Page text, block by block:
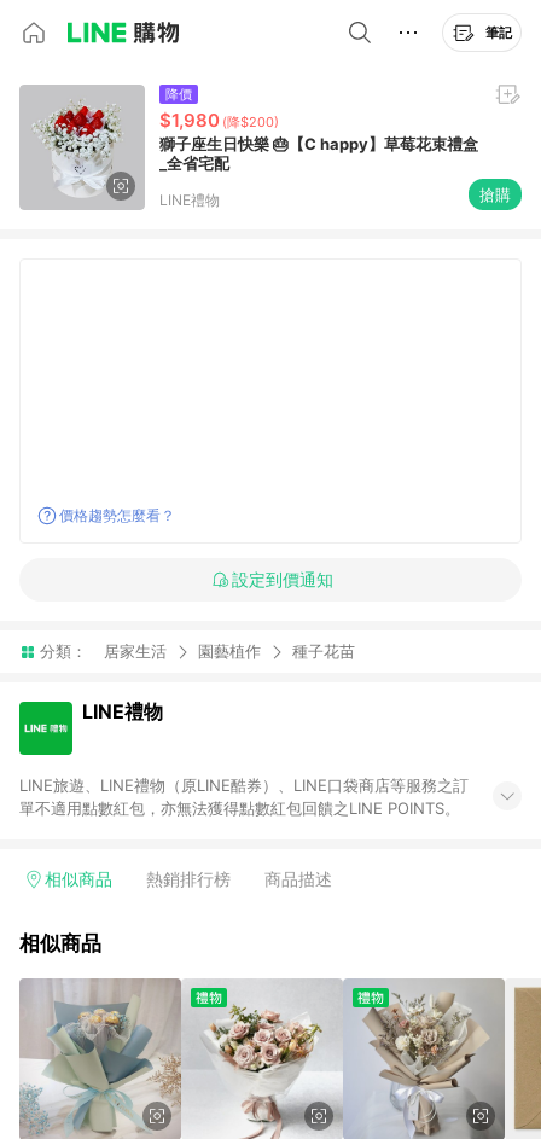
筆記
降價
$1,980 (降$200)
獅子座生日快樂 🎂【C happy】草莓花束禮盒
_全省宅配
LINE禮物 搶購
價格趨勢怎麼看？
設定到價通知
分類： 居家生活 園藝植作 種子花苗
LINE禮物
LINE旅遊、LINE禮物（原LINE酷券）、LINE口袋商店等服務之訂
單不適用點數紅包，亦無法獲得點數紅包回饋之LINE POINTS。
相似商品 熱銷排行榜 商品描述
相似商品